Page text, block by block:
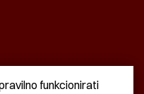
funkcionirati